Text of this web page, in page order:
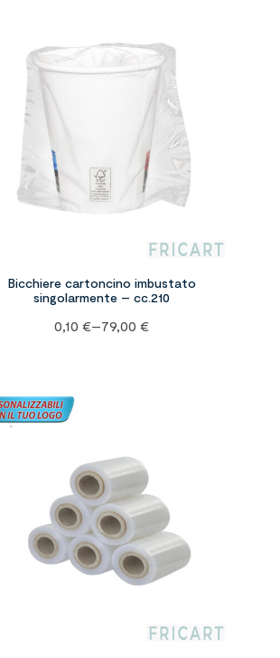
Bicchiere cartoncino imbustato
singolarmente – cc.210
0,10€–79,00€